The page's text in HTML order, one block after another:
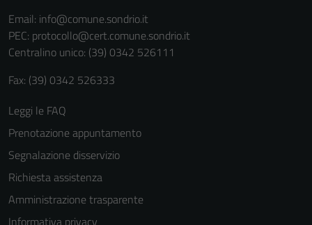
Email: info@comune.sondrio.it
PEC: protocollo@cert.comune.sondrio.it
Centralino unico: (39) 0342 526111
Fax: (39) 0342 526333
Leggi le FAQ
Prenotazione appuntamento
Segnalazione disservizio
Richiesta assistenza
Amministrazione trasparente
Informativa privacy